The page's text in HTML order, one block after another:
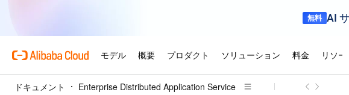
ドキュメント Enterprise Distributed Application Service
プリケーションのデプロイ
デフォルトの ECS 環境での Spring
Cloud および Dubbo アプリケーショ